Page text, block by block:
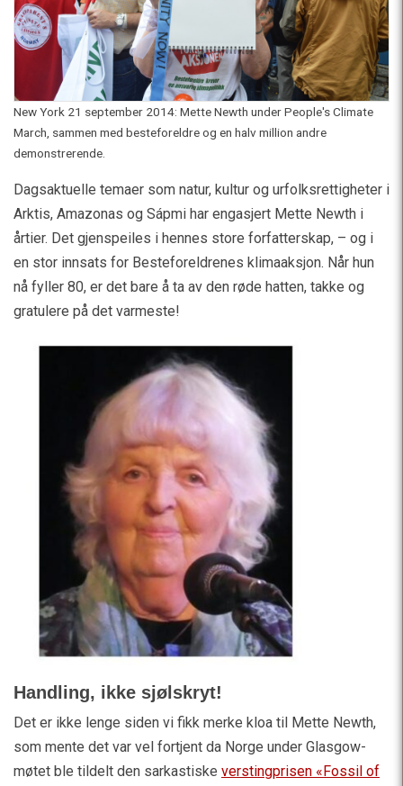
New York 21 september 2014: Mette Newth under People's Climate
March, sammen med besteforeldre og en halv million andre
demonstrerende.
Dagsaktuelle temaer som natur, kultur og urfolksrettigheter i
Arktis, Amazonas og Sápmi har engasjert Mette Newth i
årtier. Det gjenspeiles i hennes store forfatterskap, – og i
en stor innsats for Besteforeldrenes klimaaksjon. Når hun
nå fyller 80, er det bare å ta av den røde hatten, takke og
gratulere på det varmeste!
Handling, ikke sjølskryt!
Det er ikke lenge siden vi fikk merke kloa til Mette Newth,
som mente det var vel fortjent da Norge under Glasgow-
møtet ble tildelt den sarkastiske verstingprisen «Fossil of